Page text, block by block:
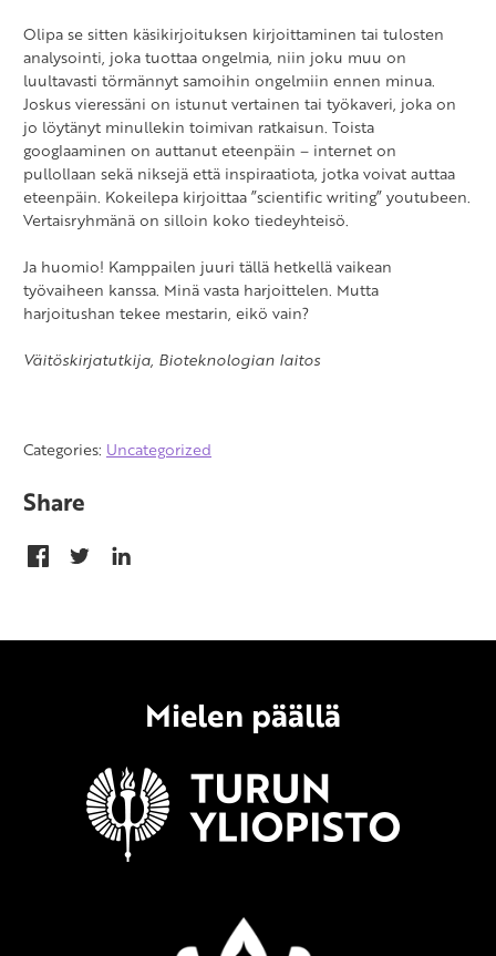
Olipa se sitten käsikirjoituksen kirjoittaminen tai tulosten
analysointi, joka tuottaa ongelmia, niin joku muu on
luultavasti törmännyt samoihin ongelmiin ennen minua.
Joskus vieressäni on istunut vertainen tai työkaveri, joka on
jo löytänyt minullekin toimivan ratkaisun. Toista
googlaaminen on auttanut eteenpäin – internet on
pullollaan sekä niksejä että inspiraatiota, jotka voivat auttaa
eteenpäin. Kokeilepa kirjoittaa ”scientific writing” youtubeen.
Vertaisryhmänä on silloin koko tiedeyhteisö.
Ja huomio! Kamppailen juuri tällä hetkellä vaikean
työvaiheen kanssa. Minä vasta harjoittelen. Mutta
harjoitushan tekee mestarin, eikö vain?
Väitöskirjatutkija, Bioteknologian laitos
Categories: Uncategorized
Share
Mielen päällä